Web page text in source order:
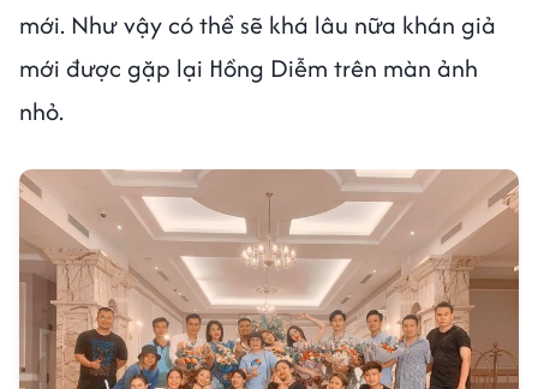
mới. Như vậy có thể sẽ khá lâu nữa khán giả
mới được gặp lại Hồng Diễm trên màn ảnh
nhỏ.